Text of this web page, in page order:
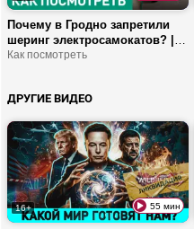
Почему в Гродно запретили
шеринг электросамокатов? | В
Беларуси мак и конопля под
Как посмотреть
ДРУГИЕ ВИДЕО
16+ 55 мин